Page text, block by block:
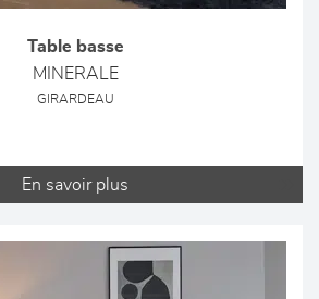
Table basse
MINERALE
GIRARDEAU
En savoir plus